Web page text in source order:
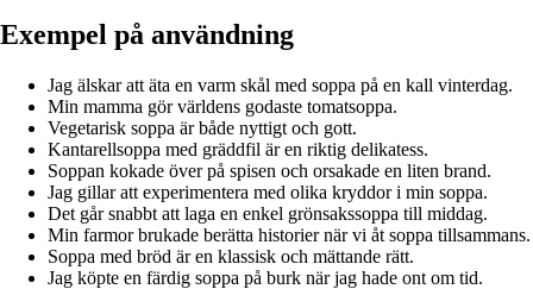
Exempel på användning
Jag älskar att äta en varm skål med soppa på en kall vinterdag.
Min mamma gör världens godaste tomatsoppa.
Vegetarisk soppa är både nyttigt och gott.
Kantarellsoppa med gräddfil är en riktig delikatess.
Soppan kokade över på spisen och orsakade en liten brand.
Jag gillar att experimentera med olika kryddor i min soppa.
Det går snabbt att laga en enkel grönsakssoppa till middag.
Min farmor brukade berätta historier när vi åt soppa tillsammans.
Soppa med bröd är en klassisk och mättande rätt.
Jag köpte en färdig soppa på burk när jag hade ont om tid.